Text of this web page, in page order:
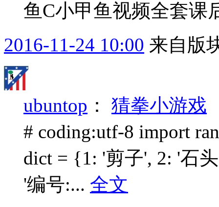
鱼C小甲鱼视频全套课
2016-11-24 10:00 来自版
ubuntop ： 猜拳小游戏
# coding:utf-8 import
dict = {1: '剪子', 2: '石
'编号:... 全文